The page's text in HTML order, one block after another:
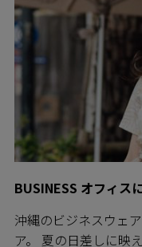
BUSINESS オフィス
沖縄のビジネスウェ
ア。 夏の日差しに映